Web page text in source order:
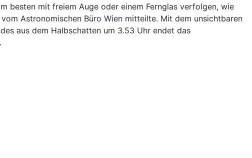
besten mit freiem Auge oder einem Fernglas verfolgen, wie
Astronomischen Büro Wien mitteilte. Mit dem unsichtbaren
aus dem Halbschatten um 3.53 Uhr endet das